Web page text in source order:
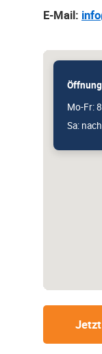
E-Mail:
Mo-Fr:
Sa: